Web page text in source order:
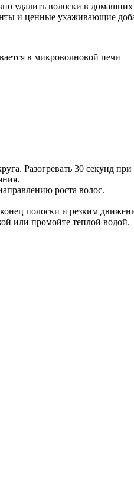
удалить волоски в
и ценные ухаживающие
в микроволновой печи
Разогревать 30 секунд
роста волос.
полоски и резким
или промойте теплой водой.